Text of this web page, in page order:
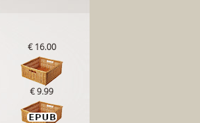
€ 16.00
€ 9.99